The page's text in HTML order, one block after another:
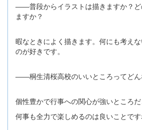
――普段からイラストは描きますか？ど
ますか？
暇なときによく描きます。何にも考え
のが好きです。
――桐生清桜高校のいいところってどん
個性豊かで行事への関心が強いところだ
何事も全力で楽しめるのは良いことです